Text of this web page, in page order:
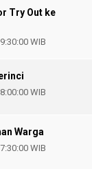
Try Out ke
WIB
WIB
Warga
WIB